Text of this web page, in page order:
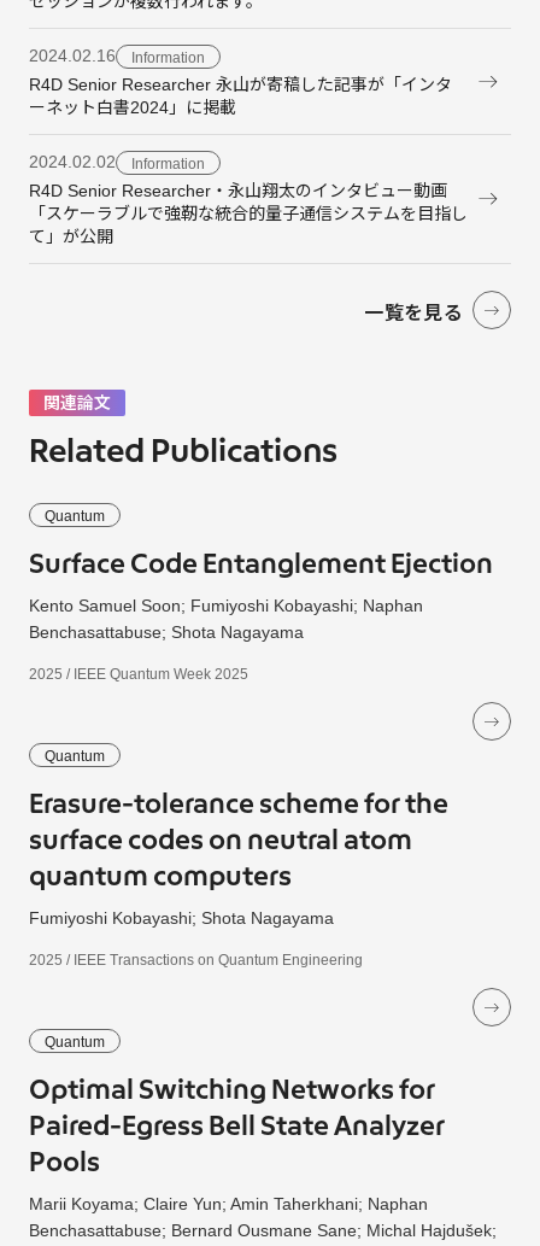
2024.02.16 Information
R4D Senior Researcher 永山が寄稿した記事が「インタ
ーネット白書2024」に掲載
2024.02.02 Information
R4D Senior Researcher・永山翔太のインタビュー動画
「スケーラブルで強靭な統合的量子通信システムを目指し
て」が公開
一覧を見る
関連論文
Related Publications
Quantum
Surface Code Entanglement Ejection
Kento Samuel Soon; Fumiyoshi Kobayashi; Naphan
Benchasattabuse; Shota Nagayama
2025 / IEEE Quantum Week 2025
Quantum
Erasure-tolerance scheme for the
surface codes on neutral atom
quantum computers
Fumiyoshi Kobayashi; Shota Nagayama
2025 / IEEE Transactions on Quantum Engineering
Quantum
Optimal Switching Networks for
Paired-Egress Bell State Analyzer
Pools
Marii Koyama; Claire Yun; Amin Taherkhani; Naphan
Benchasattabuse; Bernard Ousmane Sane; Michal Hajdušek;